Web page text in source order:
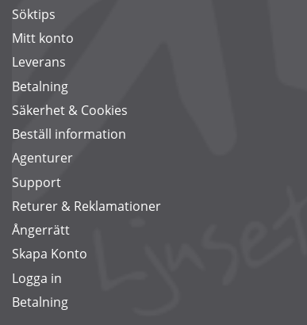
Söktips
Mitt konto
Leverans
Betalning
Säkerhet & Cookies
Beställ information
Agenturer
Support
Returer & Reklamationer
Ångerrätt
Skapa Konto
Logga in
Betalning